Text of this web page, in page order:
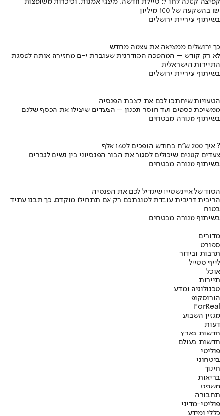
קפיצה קטנה לחו"ל: טיילת חדשה, מיצגי אמנות, וכיכרות משופצות
בהשקעה של 100 מיליון ₪
בשיתוף עיריית ירושלים
כך ירושלים ממציאה את עצמה מחדש
לא רק קודש – המהפכה המודרנית שעוברת י-ם מחזירה אותה לפסגת
התיירות הישראלית
בשיתוף עיריית ירושלים
הטעויות שיחתכו לכם את קצבת הפנסיה
ממשיכת כספים ועד חוסר תכנון – הצעדים שיצילו את הכסף שלכם
בשיתוף מנורה מבטחים
איך 200 ש"ח בחודש הופכים ל140 אלף ?
צעדים קטנים שיכולים לסגור את הבור הפנסיוני בין נשים לגברים
בשיתוף מנורה מבטחים
הסוד של איינשטיין שיגדיל לכם את הפנסיה
הריבית דריבית עובדת לטובתכם רק אם תתחילו מוקדם. כך תבנו עתיד
בטוח
בשיתוף מנורה מבטחים
מדורים
ספורט
תרבות ובידור
לייף סטייל
אוכל
תיירות
טכנולוגיה ומדע
הורוסקופ
ForReal
מגזין השבוע
דעות
חדשות בארץ
חדשות בעולם
פוליטי
ביטחוני
חינוך
בריאות
משפט
תחבורה
פוליטי-מדיני
כללי ומידע